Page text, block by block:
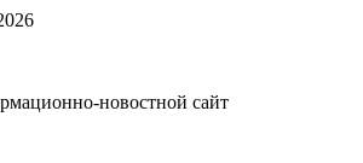
новостной сайт